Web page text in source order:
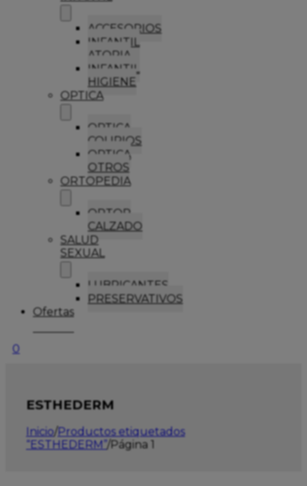
ACCESORIOS
INFANTIL
ATOPIA
INFANTIL
HIGIENE
OPTICA
OPTICA
COLIRIOS
OPTICA
OTROS
ORTOPEDIA
ORTOP
CALZADO
SALUD
SEXUAL
LUBRICANTES
PRESERVATIVOS
Ofertas
0
ESTHEDERM
Inicio/Productos etiquetados
“ESTHEDERM”/Página 1